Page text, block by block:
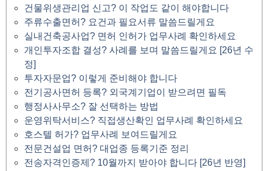
건물위생관리업 신고? 이 작업도 같이 해야합니다
주류수출면허? 요건과 필요서류 말씀드릴게요
실내건축공사업? 면허 인허가 업무사례 확인하세요
개인투자조합 결성? 사례를 보며 말씀드릴게요 [26년 수
정]
투자자문업? 이렇게 준비해야 합니다
전기공사면허 등록? 외국계기업이 받으려면 필독
행정사사무소? 잘 선택하는 방법
운영위탁서비스? 직접생산확인 업무사례 확인하세요
호스텔 허가? 업무사례 보여드릴게요
전문건설업 면허? 대업종 등록기준 정리
전송자격인증제? 10월까지 받아야 합니다 [26년 반영]